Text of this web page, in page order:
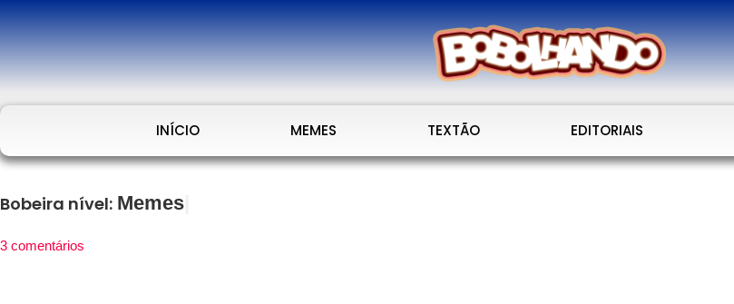
INÍCIO MEMES TEXTÃO EDITORIAIS
Bobeira nível: Memes
3 comentários